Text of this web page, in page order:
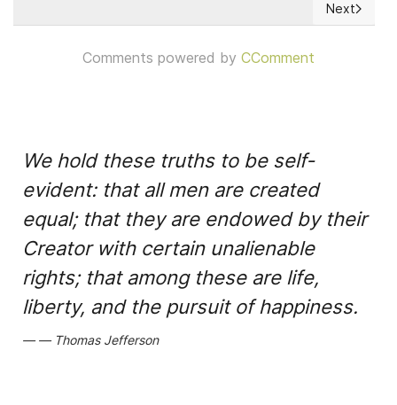
Next
Next
Comments powered by CComment
We hold these truths to be self-
evident: that all men are created
equal; that they are endowed by their
Creator with certain unalienable
rights; that among these are life,
liberty, and the pursuit of happiness.
Thomas Jefferson